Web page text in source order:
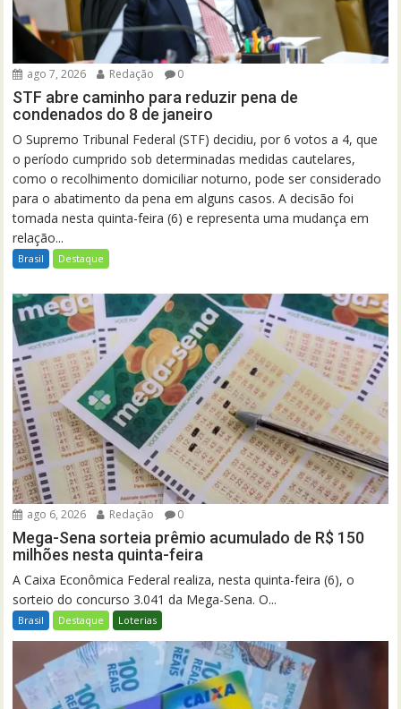
ago 7, 2026 Redação 0
STF abre caminho para reduzir pena de
condenados do 8 de janeiro
O Supremo Tribunal Federal (STF) decidiu, por 6 votos a 4, que
o período cumprido sob determinadas medidas cautelares,
como o recolhimento domiciliar noturno, pode ser considerado
para o abatimento da pena em alguns casos. A decisão foi
tomada nesta quinta-feira (6) e representa uma mudança em
relação...
Brasil Destaque
ago 6, 2026 Redação 0
Mega-Sena sorteia prêmio acumulado de R$ 150
milhões nesta quinta-feira
A Caixa Econômica Federal realiza, nesta quinta-feira (6), o
sorteio do concurso 3.041 da Mega-Sena. O...
Brasil Destaque Loterias